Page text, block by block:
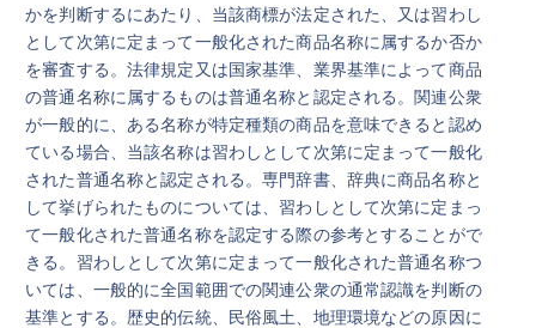
かを判断するにあたり、当該商標が法定された、又は習わし
として次第に定まって一般化された商品名称に属するか否か
を審査する。法律規定又は国家基準、業界基準によって商品
の普通名称に属するものは普通名称と認定される。関連公衆
が一般的に、ある名称が特定種類の商品を意味できると認め
ている場合、当該名称は習わしとして次第に定まって一般化
された普通名称と認定される。専門辞書、辞典に商品名称と
して挙げられたものについては、習わしとして次第に定まっ
て一般化された普通名称を認定する際の参考とすることがで
きる。習わしとして次第に定まって一般化された普通名称つ
いては、一般的に全国範囲での関連公衆の通常認識を判断の
基準とする。歴史的伝統、民俗風土、地理環境などの原因に